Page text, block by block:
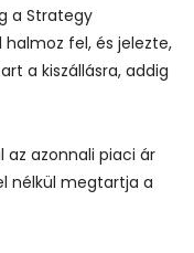
a Strategy
fel, és jelezte,
a kiszállásra, addig
az azonnali piaci ár
nélkül megtartja a